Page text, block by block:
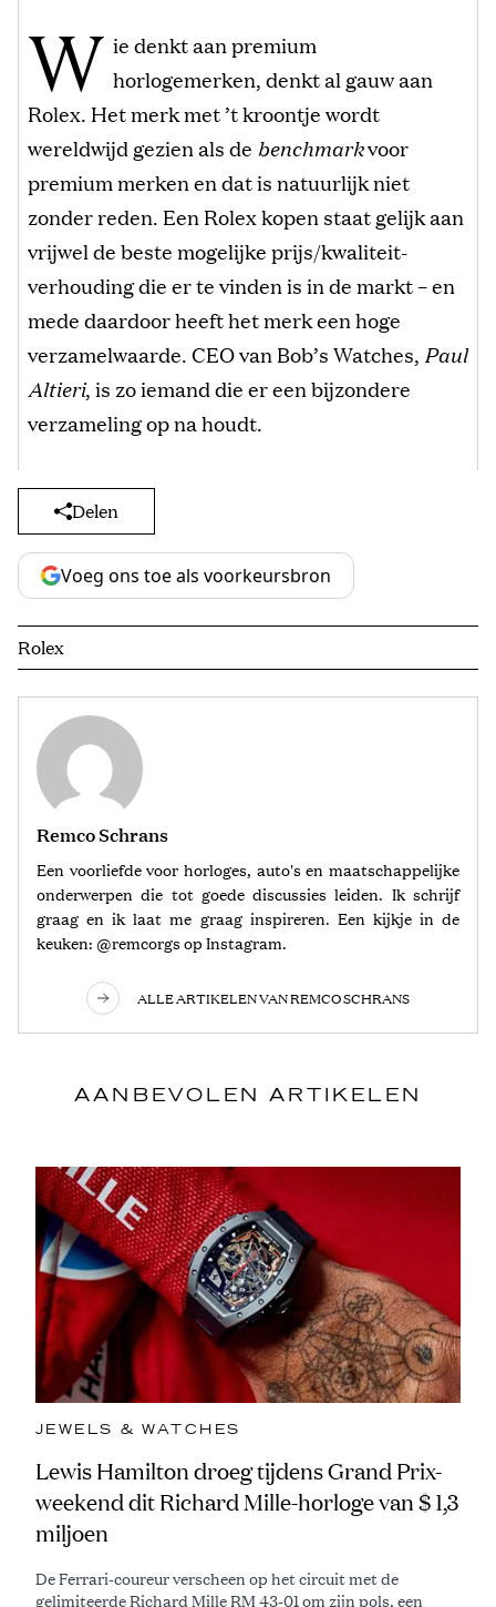
W ie denkt aan premium
horlogemerken, denkt al gauw aan
Rolex. Het merk met ’t kroontje wordt
wereldwijd gezien als de benchmarkvoor
premium merken en dat is natuurlijk niet
zonder reden. Een Rolex kopen staat gelijk aan
vrijwel de beste mogelijke prijs/kwaliteit-
verhouding die er te vinden is in de markt – en
mede daardoor heeft het merk een hoge
verzamelwaarde. CEO van Bob’s Watches, Paul
Altieri, is zo iemand die er een bijzondere
verzameling op na houdt.
Delen
Voeg ons toe als voorkeursbron
Rolex
Remco Schrans
Een voorliefde voor horloges, auto's en maatschappelijke
onderwerpen die tot goede discussies leiden. Ik schrijf
graag en ik laat me graag inspireren. Een kijkje in de
keuken: @remcorgs op Instagram.
ALLE ARTIKELEN VAN REMCO SCHRANS
AANBEVOLEN ARTIKELEN
JEWELS & WATCHES
Lewis Hamilton droeg tijdens Grand Prix-
weekend dit Richard Mille-horloge van $ 1,3
miljoen
De Ferrari-coureur verscheen op het circuit met de
gelimiteerde Richard Mille RM 43-01 om zijn pols, een